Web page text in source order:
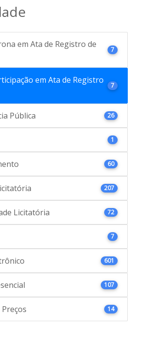
em Ata de Registro de
7
em Ata de Registro
7
Pública 26
1
60
207
Licitatória 72
7
601
107
14